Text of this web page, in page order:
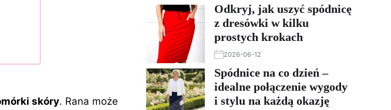
skóry. Rana może
Odkryj, jak uszyć spódnicę
z dresówki w kilku
prostych krokach
2026-06-12
Spódnice na co dzień –
idealne połączenie wygody
i stylu na każdą okazję